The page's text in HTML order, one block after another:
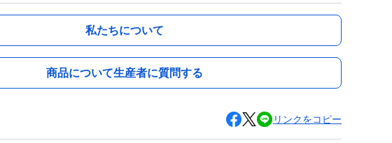
私たちについて
商品について生産者に質問する
リンクをコピー